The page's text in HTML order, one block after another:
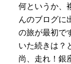
何というか、
んのブログに
の旅が最初で
いた続きは？
尚、走れ！銀